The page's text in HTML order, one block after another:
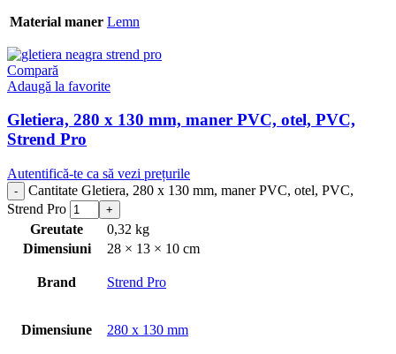
Material maner Lemn
Compară
Adaugă la favorite
Gletiera, 280 x 130 mm, maner PVC, otel, PVC,
Strend Pro
Autentifică-te ca să vezi prețurile
Cantitate Gletiera, 280 x 130 mm, maner PVC, otel, PVC,
Strend Pro
Greutate
0,32 kg
Dimensiuni
28 × 13 × 10 cm
Brand Strend Pro
Dimensiune 280 x 130 mm